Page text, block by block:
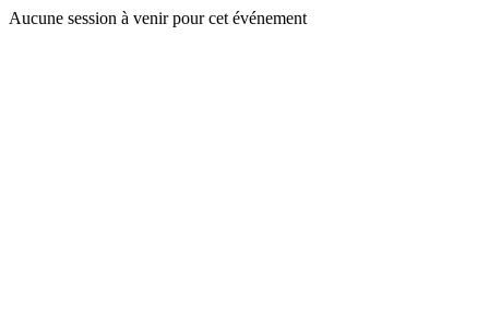
Aucune session à venir pour cet événement